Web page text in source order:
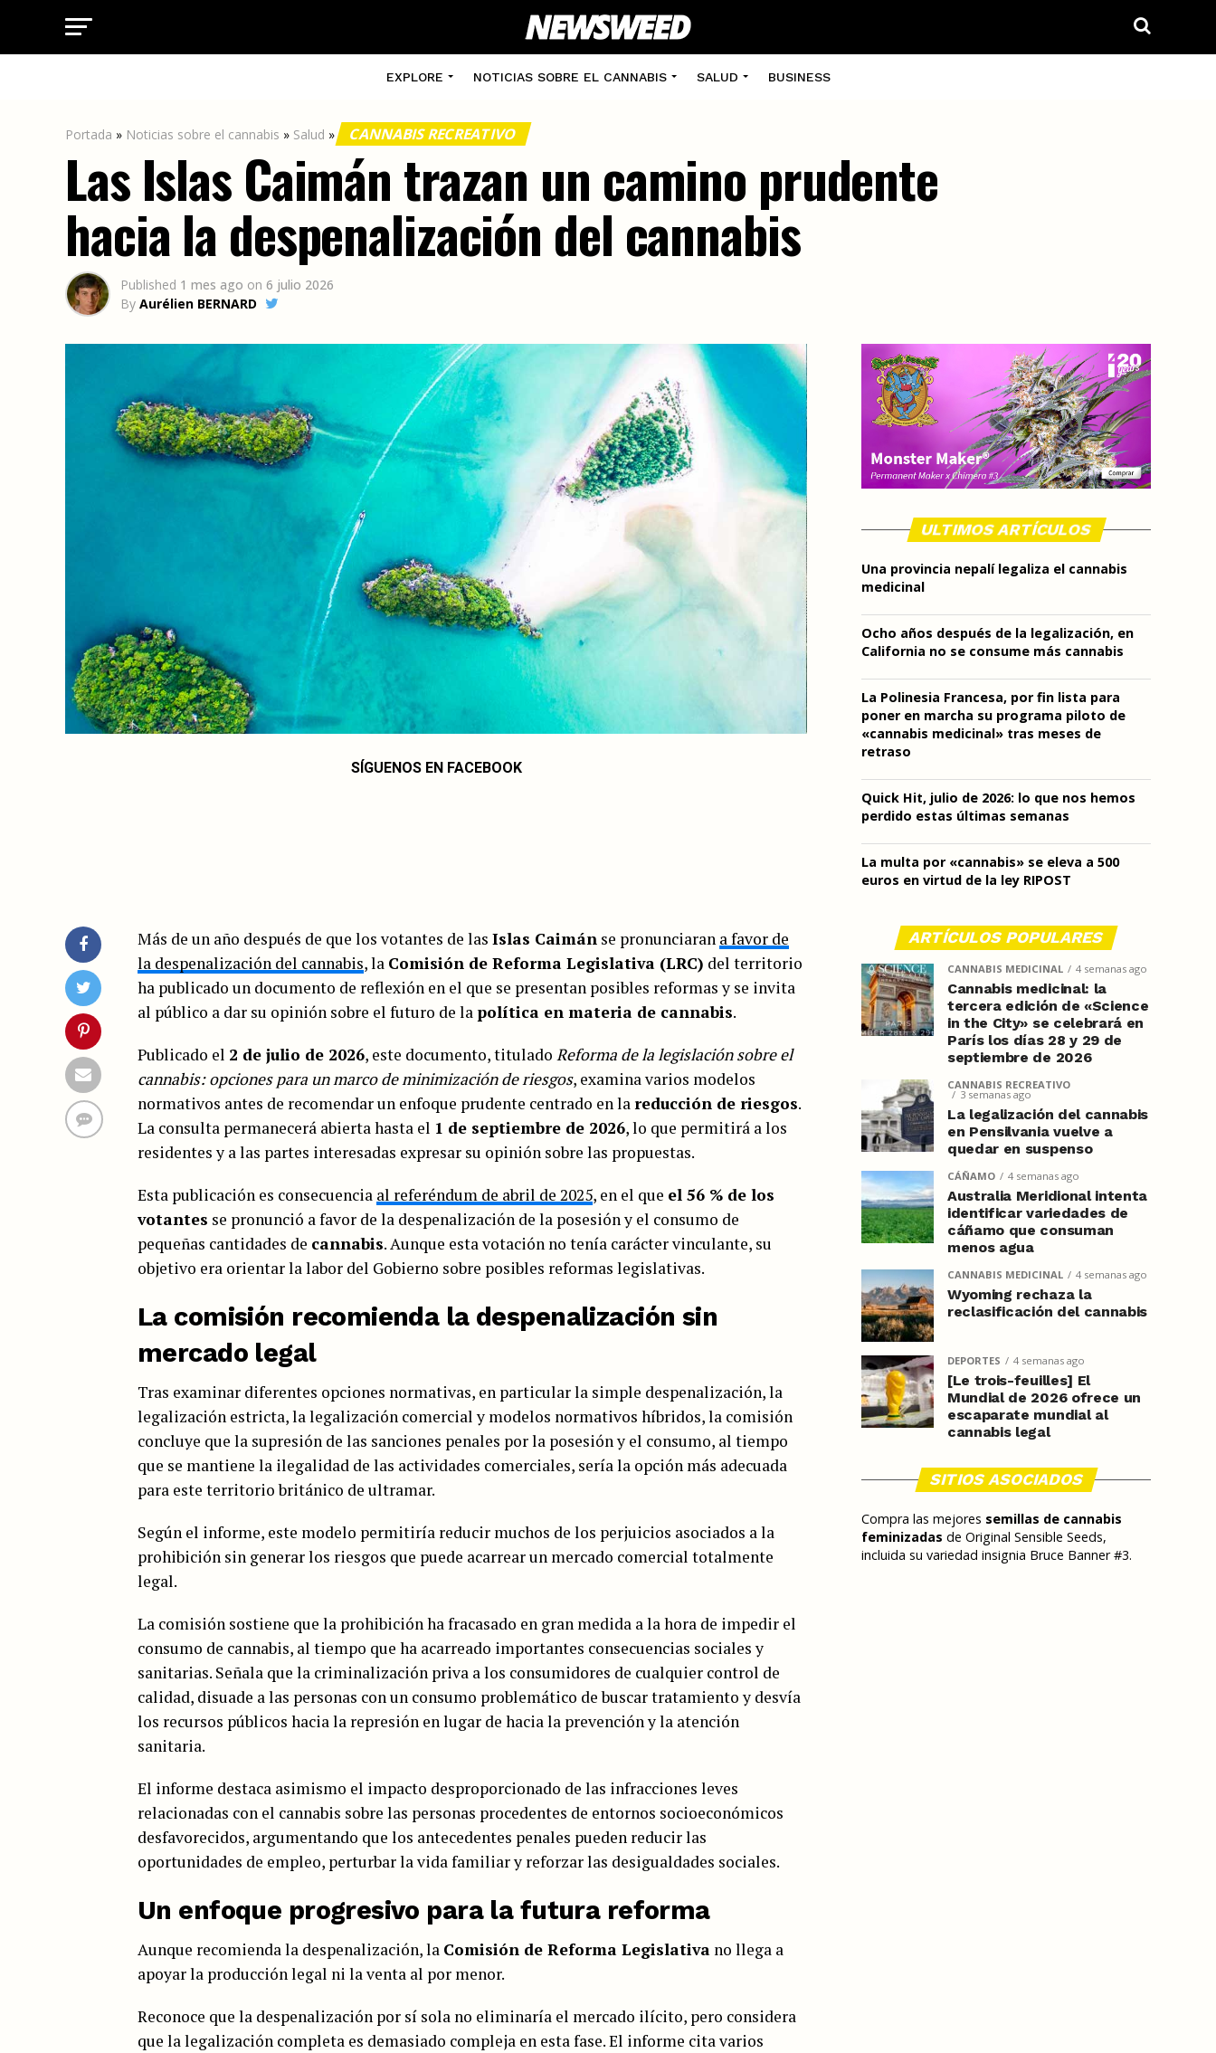
EXPLORE NOTICIAS SOBRE EL CANNABIS SALUD BUSINESS
Portada » Noticias sobre el cannabis » Salud » CANNABIS RECREATIVO
Las Islas Caimán trazan un camino prudente
hacia la despenalización del cannabis
Published 1 mes ago on 6 julio 2026
By Aurélien BERNARD
SÍGUENOS EN FACEBOOK
Más de un año después de que los votantes de las Islas Caimán se pronunciaran a favor de
la despenalización del cannabis, la Comisión de Reforma Legislativa (LRC) del territorio
ha publicado un documento de reflexión en el que se presentan posibles reformas y se invita
al público a dar su opinión sobre el futuro de la política en materia de cannabis.
Publicado el 2 de julio de 2026, este documento, titulado Reforma de la legislación sobre el
cannabis: opciones para un marco de minimización de riesgos, examina varios modelos
normativos antes de recomendar un enfoque prudente centrado en la reducción de riesgos.
La consulta permanecerá abierta hasta el 1 de septiembre de 2026, lo que permitirá a los
residentes y a las partes interesadas expresar su opinión sobre las propuestas.
Esta publicación es consecuencia al referéndum de abril de 2025, en el que el 56 % de los
votantes se pronunció a favor de la despenalización de la posesión y el consumo de
pequeñas cantidades de cannabis. Aunque esta votación no tenía carácter vinculante, su
objetivo era orientar la labor del Gobierno sobre posibles reformas legislativas.
La comisión recomienda la despenalización sin
mercado legal
Tras examinar diferentes opciones normativas, en particular la simple despenalización, la
legalización estricta, la legalización comercial y modelos normativos híbridos, la comisión
concluye que la supresión de las sanciones penales por la posesión y el consumo, al tiempo
que se mantiene la ilegalidad de las actividades comerciales, sería la opción más adecuada
para este territorio británico de ultramar.
Según el informe, este modelo permitiría reducir muchos de los perjuicios asociados a la
prohibición sin generar los riesgos que puede acarrear un mercado comercial totalmente
legal.
La comisión sostiene que la prohibición ha fracasado en gran medida a la hora de impedir el
consumo de cannabis, al tiempo que ha acarreado importantes consecuencias sociales y
sanitarias. Señala que la criminalización priva a los consumidores de cualquier control de
calidad, disuade a las personas con un consumo problemático de buscar tratamiento y desvía
los recursos públicos hacia la represión en lugar de hacia la prevención y la atención
sanitaria.
El informe destaca asimismo el impacto desproporcionado de las infracciones leves
relacionadas con el cannabis sobre las personas procedentes de entornos socioeconómicos
desfavorecidos, argumentando que los antecedentes penales pueden reducir las
oportunidades de empleo, perturbar la vida familiar y reforzar las desigualdades sociales.
Un enfoque progresivo para la futura reforma
Aunque recomienda la despenalización, la Comisión de Reforma Legislativa no llega a
apoyar la producción legal ni la venta al por menor.
Reconoce que la despenalización por sí sola no eliminaría el mercado ilícito, pero considera
que la legalización completa es demasiado compleja en esta fase. El informe cita varios
ULTIMOS ARTÍCULOS
Una provincia nepalí legaliza el cannabis
medicinal
Ocho años después de la legalización, en
California no se consume más cannabis
La Polinesia Francesa, por fin lista para
poner en marcha su programa piloto de
«cannabis medicinal» tras meses de
retraso
Quick Hit, julio de 2026: lo que nos hemos
perdido estas últimas semanas
La multa por «cannabis» se eleva a 500
euros en virtud de la ley RIPOST
ARTÍCULOS POPULARES
CANNABIS MEDICINAL 4 semanas ago
Cannabis medicinal: la
tercera edición de «Science
in the City» se celebrará en
París los días 28 y 29 de
septiembre de 2026
CANNABIS RECREATIVO
3 semanas ago
La legalización del cannabis
en Pensilvania vuelve a
quedar en suspenso
CÁÑAMO 4 semanas ago
Australia Meridional intenta
identificar variedades de
cáñamo que consuman
menos agua
CANNABIS MEDICINAL 4 semanas ago
Wyoming rechaza la
reclasificación del cannabis
DEPORTES 4 semanas ago
[Le trois-feuilles] El
Mundial de 2026 ofrece un
escaparate mundial al
cannabis legal
SITIOS ASOCIADOS
Compra las mejores semillas de cannabis
feminizadas de Original Sensible Seeds,
incluida su variedad insignia Bruce Banner #3.